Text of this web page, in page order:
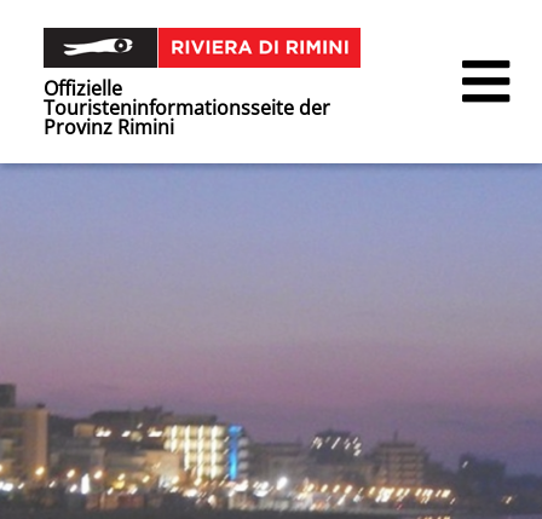
Offizielle
Touristeninformationsseite der
Provinz Rimini